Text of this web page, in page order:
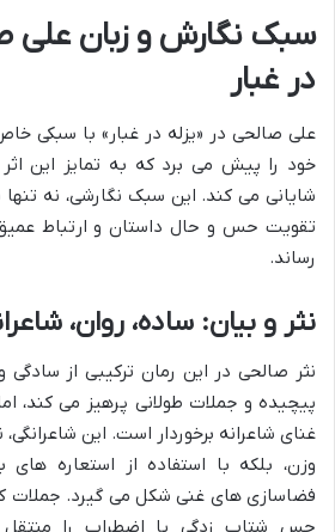
سبک نگارش و زبان علی
در غبار
علی صالحی در «یزله در غبار» با سبکی
خود را پیش می برد که به تمایز این
شایانی می کند. این سبک نگارشی، نه تنها
تقویت حس و حال داستان و ارتباط
رساند.
نثر و بیان: ساده، روان،
نثر صالحی در این رمان ترکیبی از
پیچیده و جملات طولانی پرهیز می کند،
غنای شاعرانه برخوردار است. این
وزن، بلکه با استفاده از استعاره
فضاسازی های غنی شکل می گیرد. جملات
حس شتاب زدگی یا اضطراب را منتقل